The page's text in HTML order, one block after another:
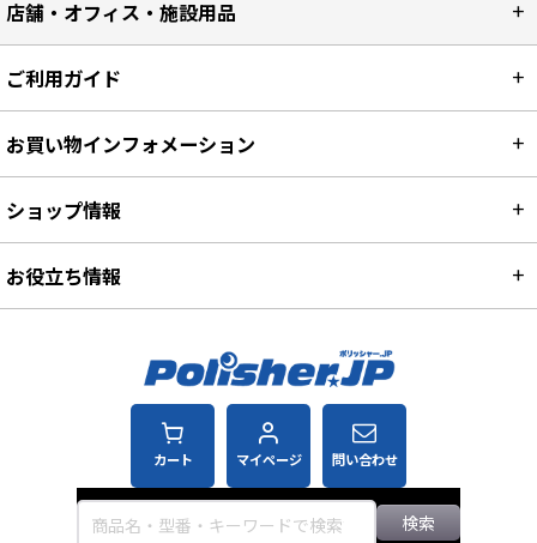
店舗・オフィス・施設用品
カート マイページ 問い合わせ
検索
ご利用ガイド
お買い物インフォメーション
ショップ情報
お役立ち情報